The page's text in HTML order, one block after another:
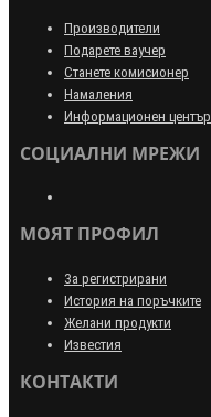
Производители
Подарете ваучер
Станете комисионер
Намаления
Информационен център
СОЦИАЛНИ МРЕЖИ
МОЯТ ПРОФИЛ
За регистрирани
История на поръчките
Желани продукти
Известия
КОНТАКТИ